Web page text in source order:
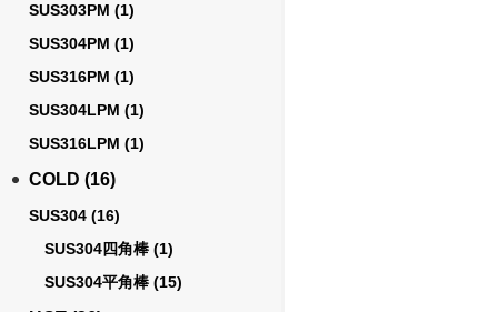
SUS303PM (1)
SUS304PM (1)
SUS316PM (1)
SUS304LPM (1)
SUS316LPM (1)
COLD (16)
SUS304 (16)
SUS304四角棒 (1)
SUS304平角棒 (15)